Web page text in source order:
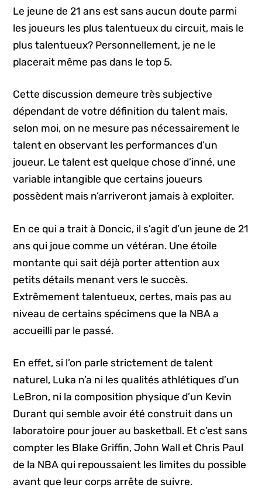
Le jeune de 21 ans est sans aucun doute parmi
les joueurs les plus talentueux du circuit, mais le
plus talentueux? Personnellement, je ne le
placerait même pas dans le top 5.
Cette discussion demeure très subjective
dépendant de votre définition du talent mais,
selon moi, on ne mesure pas nécessairement le
talent en observant les performances d’un
joueur. Le talent est quelque chose d’inné, une
variable intangible que certains joueurs
possèdent mais n’arriveront jamais à exploiter.
En ce qui a trait à Doncic, il s’agit d’un jeune de 21
ans qui joue comme un vétéran. Une étoile
montante qui sait déjà porter attention aux
petits détails menant vers le succès.
Extrêmement talentueux, certes, mais pas au
niveau de certains spécimens que la NBA a
accueilli par le passé.
En effet, si l’on parle strictement de talent
naturel, Luka n’a ni les qualités athlétiques d’un
LeBron, ni la composition physique d’un Kevin
Durant qui semble avoir été construit dans un
laboratoire pour jouer au basketball. Et c’est sans
compter les Blake Griffin, John Wall et Chris Paul
de la NBA qui repoussaient les limites du possible
avant que leur corps arrête de suivre.